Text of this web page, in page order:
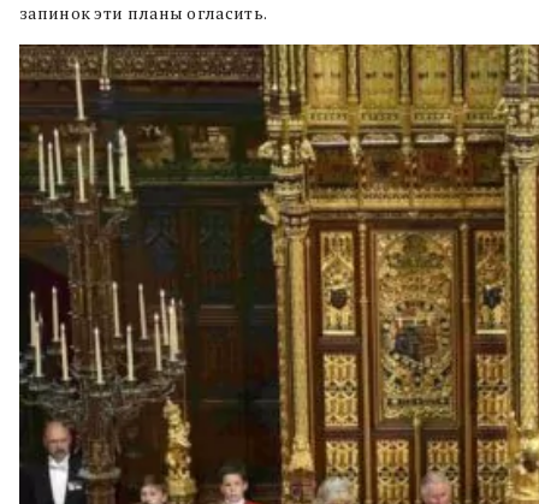
запинок эти планы огласить.